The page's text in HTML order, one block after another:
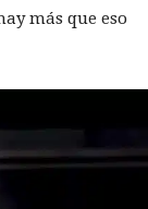
más que eso